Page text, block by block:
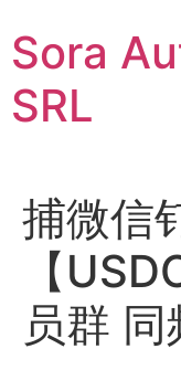
conținut
Sora
SRL
捕微信
【
员群 同